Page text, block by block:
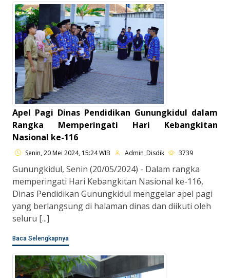
Apel Pagi Dinas Pendidikan Gunungkidul dalam
Rangka Memperingati Hari Kebangkitan
Nasional ke-116
Senin, 20 Mei 2024, 15:24 WIB Admin_Disdik 3739
Gunungkidul, Senin (20/05/2024) - Dalam rangka
memperingati Hari Kebangkitan Nasional ke-116,
Dinas Pendidikan Gunungkidul menggelar apel pagi
yang berlangsung di halaman dinas dan diikuti oleh
seluru [...]
Baca Selengkapnya